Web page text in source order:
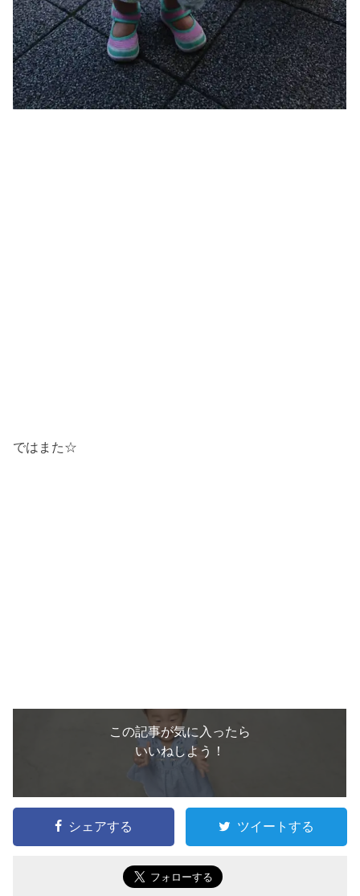
ではまた☆
この記事が気に入ったら
いいねしよう！
シェアする ツイートする